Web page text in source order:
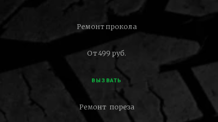
Ремонт прокола
От 499 руб.
ВЫЗВАТЬ
Ремонт пореза